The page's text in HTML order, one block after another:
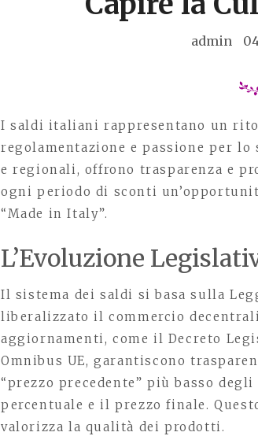
admin
I saldi italiani rappresentano un
regolamentazione e passione per
e regionali, offrono trasparenza e
ogni periodo di sconti
“Made in Italy”.
L’Evoluzione
Il sistema dei saldi si basa sulla
liberalizzato il commercio
aggiornamenti, come il Decreto
Omnibus UE, garantiscono
“prezzo precedente” più basso
percentuale e il prezzo finale.
valorizza la qualità dei prodotti.